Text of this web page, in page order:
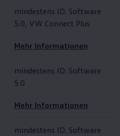
mindestens ID. Software
5.0, VW Connect Plus
Mehr Informationen
mindestens ID. Software
5.0
Mehr Informationen
mindestens ID. Software